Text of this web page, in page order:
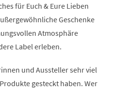
für Euch & Eure Lieben
Geschenke
Atmosphäre
Label erleben.
und Aussteller sehr viel
gesteckt haben. Wer